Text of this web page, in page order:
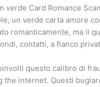
verde Card Romance
un verde carta amore
romanticamente, ma il
contatti, a fianco
questo calibro di
the internet. Questi